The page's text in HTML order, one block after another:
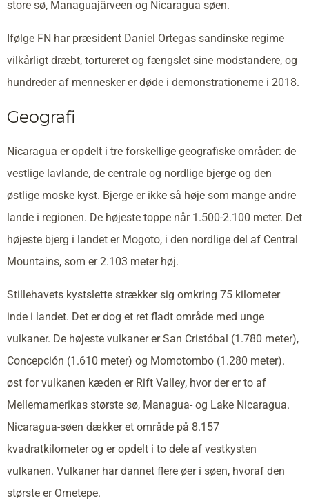
store sø, Managuajärveen og Nicaragua søen.
Ifølge FN har præsident Daniel Ortegas sandinske regime
vilkårligt dræbt, tortureret og fængslet sine modstandere, og
hundreder af mennesker er døde i demonstrationerne i 2018.
Geografi
Nicaragua er opdelt i tre forskellige geografiske områder: de
vestlige lavlande, de centrale og nordlige bjerge og den
østlige moske kyst. Bjerge er ikke så høje som mange andre
lande i regionen. De højeste toppe når 1.500-2.100 meter. Det
højeste bjerg i landet er Mogoto, i den nordlige del af Central
Mountains, som er 2.103 meter høj.
Stillehavets kystslette strækker sig omkring 75 kilometer
inde i landet. Det er dog et ret fladt område med unge
vulkaner. De højeste vulkaner er San Cristóbal (1.780 meter),
Concepción (1.610 meter) og Momotombo (1.280 meter).
øst for vulkanen kæden er Rift Valley, hvor der er to af
Mellemamerikas største sø, Managua- og Lake Nicaragua.
Nicaragua-søen dækker et område på 8.157
kvadratkilometer og er opdelt i to dele af vestkysten
vulkanen. Vulkaner har dannet flere øer i søen, hvoraf den
største er Ometepe.